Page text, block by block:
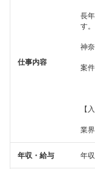
仕事内容
長
す。
神
案
【
業
年収・給与 年